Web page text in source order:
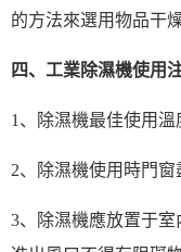
的方法來選用物品干
四、工業除濕機使用
1、除濕機最佳使用
2、 除濕機使用 時門窗
3、除濕機應放置于